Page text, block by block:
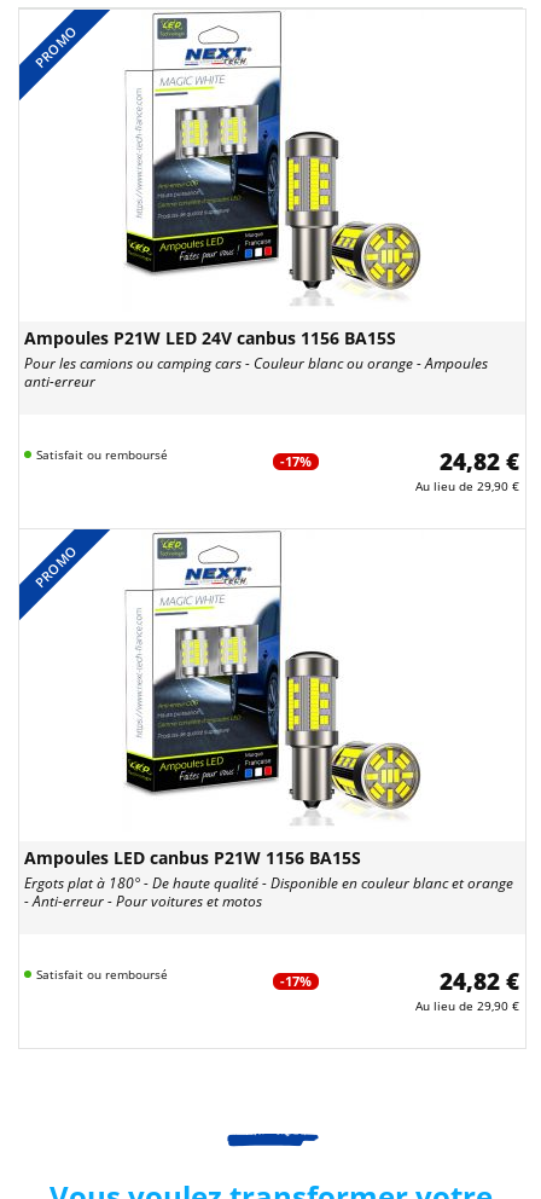
PROMO
Ampoules P21W LED 24V canbus 1156 BA15S
Pour les camions ou camping cars - Couleur blanc ou orange - Ampoules
anti-erreur
Satisfait ou remboursé -17% 24,82 €
Au lieu de 29,90 €
PROMO
Ampoules LED canbus P21W 1156 BA15S
Ergots plat à 180° - De haute qualité - Disponible en couleur blanc et orange
- Anti-erreur - Pour voitures et motos
Satisfait ou remboursé -17% 24,82 €
Au lieu de 29,90 €